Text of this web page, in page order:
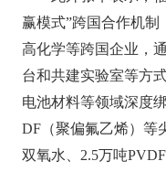
赢模式”跨国合作机
高化学等跨国企业，
台和共建实验室等方
电池材料等领域深度
DF（聚偏氟乙烯）等
双氧水、2.5万吨